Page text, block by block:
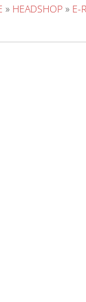
» HEADSHOP » E-